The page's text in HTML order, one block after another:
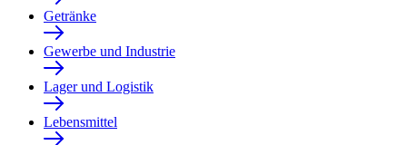
Getränke
Gewerbe und Industrie
Lager und Logistik
Lebensmittel